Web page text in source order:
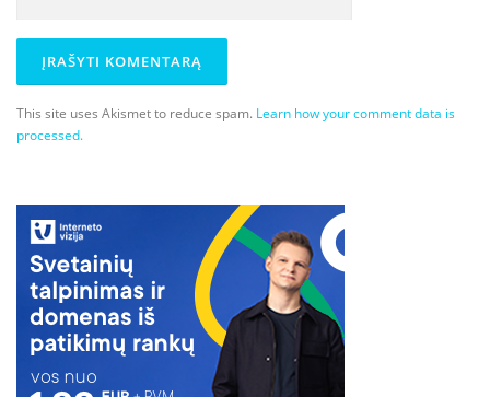
This site uses Akismet to reduce spam. Learn how your comment data is
processed.